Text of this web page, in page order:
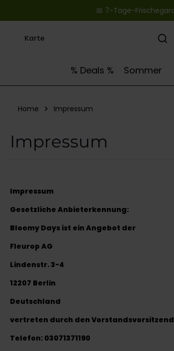
Zur Hauptnavigation springen
📅 7-Tage-
% Deals % Sommer
Home Impressum
Impressum
Impressum
Gesetzliche Anbieterkennung:
Bloomy Days ist ein Angebot der
Fleurop AG
Lindenstr. 3-4
12207 Berlin
Deutschland
vertreten durch den
Telefon: 03071371190